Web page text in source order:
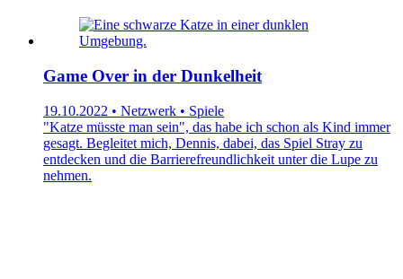
Game Over in der Dunkelheit
19.10.2022 • Netzwerk • Spiele
"Katze müsste man sein", das habe ich schon als Kind immer
gesagt. Begleitet mich, Dennis, dabei, das Spiel Stray zu
entdecken und die Barrierefreundlichkeit unter die Lupe zu
nehmen.